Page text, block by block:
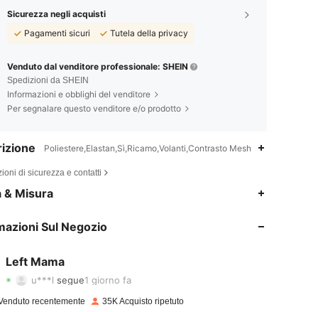
Sicurezza negli acquisti
Pagamenti sicuri
Tutela della privacy
Venduto dal venditore professionale: SHEIN
Spedizioni da SHEIN
Informazioni e obblighi del venditore
Per segnalare questo venditore e/o prodotto
Poliestere,Elastan,Sì,Ricamo,Volanti,Contrasto Mesh
di sicurezza e contatti
& Misura
Sul Negozio
Left Mama
4.88
4.88 125
4.88 Valutazione 125Articoli
recentemente 35K Acquisto ripetuto